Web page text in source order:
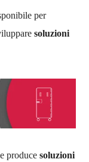
per
soluzioni
producesoluzioni